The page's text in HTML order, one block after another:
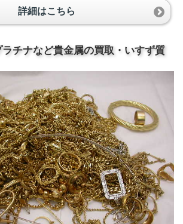
詳細はこちら
チナなど貴金属の買取・いすず質